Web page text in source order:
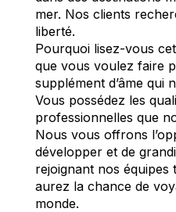
mer. Nos clients
liberté.
Pourquoi lisez-vous
que vous voulez faire
supplément d’âme qui
Vous possédez les
professionnelles que
Nous vous offrons
développer et de
rejoignant nos équipes
aurez la chance de
monde.